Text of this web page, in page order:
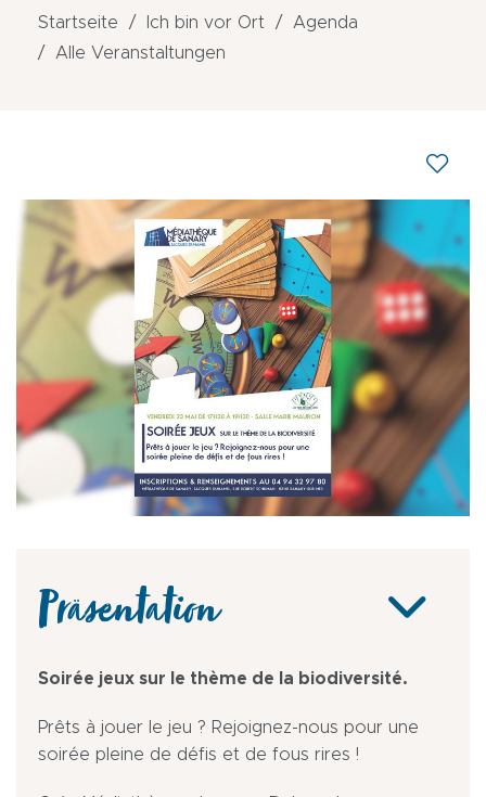
Startseite Ich bin vor Ort
Agenda
Alle Veranstaltungen
Präsentation
Soirée jeux sur le thème de la biodiversité.
Prêts à jouer le jeu ? Rejoignez-nous pour une
soirée pleine de défis et de fous rires !